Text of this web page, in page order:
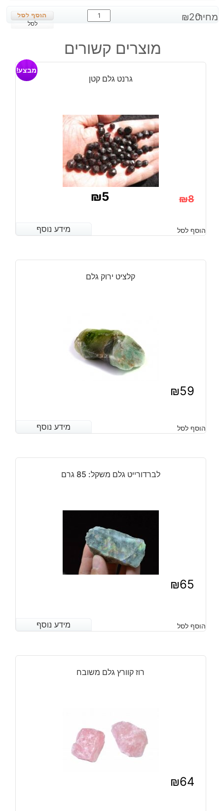
מחיר: ₪20
כמות
של
קוורץ
קריסטל
14-
במשקל:
30
גרם
לסל
מוצרים קשורים
גרנט גלם קטן
מבצע!
₪8
המקורי
₪5
הנוכחי
מידע נוסף הוסף לסל מידע נוסף
קלציט ירוק גלם
₪59
מידע נוסף הוסף לסל מידע נוסף
לברדורייט גלם משקל: 85 גרם
₪65
מידע נוסף הוסף לסל מידע נוסף
רוז קוורץ גלם משובח
₪64